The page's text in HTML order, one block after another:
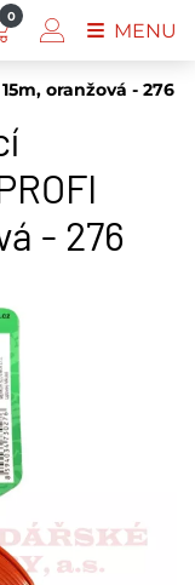
oranžová - 276
- 276
0
MENU